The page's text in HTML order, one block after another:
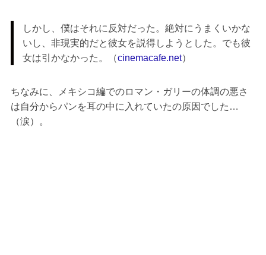
しかし、僕はそれに反対だった。絶対にうまくいかな
いし、非現実的だと彼女を説得しようとした。でも彼
女は引かなかった。（cinemacafe.net）
ちなみに、メキシコ編でのロマン・ガリーの体調の悪さ
は自分からパンを耳の中に入れていたの原因でした…
（涙）。